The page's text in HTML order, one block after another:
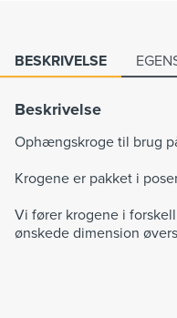
BESKRIVELSE
Beskrivelse
Ophængskroge til brug
Krogene er pakket i
Vi fører krogene i
ønskede dimension